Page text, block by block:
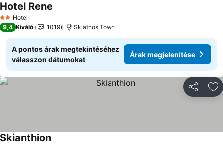
2 Kategória
Hotel
Hotel Rene
9,4 Kiváló 1019 Skiathos Town
A pontos árak megtekintéséhez
válasszon dátumokat
Árak megjelenítése
Skianthion